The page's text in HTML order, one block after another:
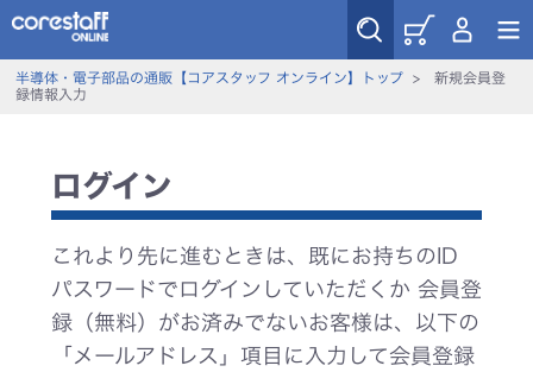
半導体・電子部品の通販【コアスタッフ オンライン】トップ> 新規会員登
録情報入力
ログイン
これより先に進むときは、既にお持ちのID
パスワードでログインしていただくか 会員登
録（無料）がお済みでないお客様は、以下の
「メールアドレス」項目に入力して会員登録